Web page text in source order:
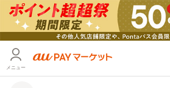
メニュー